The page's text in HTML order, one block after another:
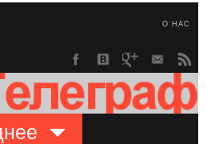
О НАС